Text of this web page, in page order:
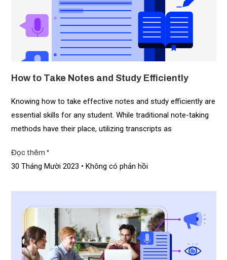
How to Take Notes and Study Efficiently
Knowing how to take effective notes and study efficiently are
essential skills for any student. While traditional note-taking
methods have their place, utilizing transcripts as
Đọc thêm "
30 Tháng Mười 2023 Không có phản hồi